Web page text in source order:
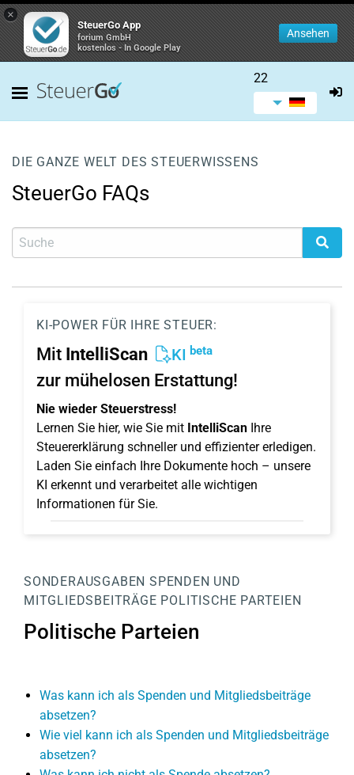
×
SteuerGo App
forium GmbH
kostenlos - In Google Play
Ansehen
22
DIE GANZE WELT DES STEUERWISSENS
SteuerGo FAQs
KI-POWER FÜR IHRE STEUER:
Mit IntelliScan KI beta
zur mühelosen Erstattung!
Nie wieder Steuerstress!
Lernen Sie hier, wie Sie mit IntelliScan Ihre
Steuererklärung schneller und effizienter erledigen.
Laden Sie einfach Ihre Dokumente hoch – unsere
KI erkennt und verarbeitet alle wichtigen
Informationen für Sie.
SONDERAUSGABEN SPENDEN UND
MITGLIEDSBEITRÄGE POLITISCHE PARTEIEN
Politische Parteien
Was kann ich als Spenden und Mitgliedsbeiträge
absetzen?
Wie viel kann ich als Spenden und Mitgliedsbeiträge
absetzen?